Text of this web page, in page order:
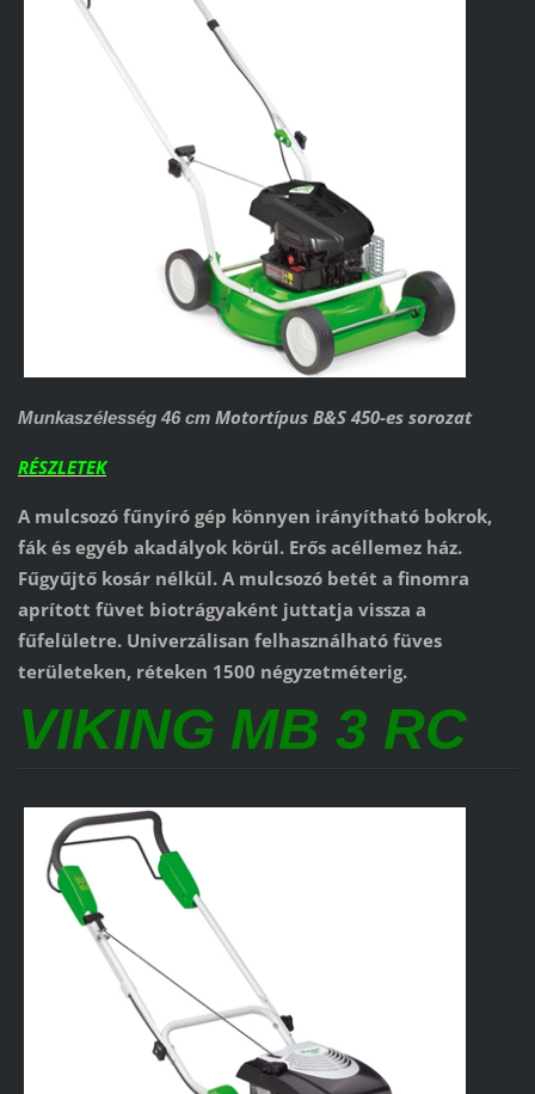
Munkaszélesség 46 cm Motortípus B&S 450-es sorozat
RÉSZLETEK
A mulcsozó fűnyíró gép könnyen irányítható bokrok,
fák és egyéb akadályok körül. Erős acéllemez ház.
Fűgyűjtő kosár nélkül. A mulcsozó betét a finomra
aprított füvet biotrágyaként juttatja vissza a
fűfelületre. Univerzálisan felhasználható füves
területeken, réteken 1500 négyzetméterig.
VIKING MB 3 RC